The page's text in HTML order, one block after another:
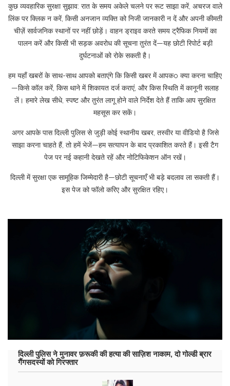
कुछ व्यवहारिक सुरक्षा सुझाव: रात के समय अकेले चलने पर रूट साझा करें, अचरज वाले
लिंक पर क्लिक न करें, किसी अनजान व्यक्ति को निजी जानकारी न दें और अपनी कीमती
चीज़ें सार्वजनिक स्थानों पर नहीं छोड़ें। वाहन ड्राइव करते समय ट्रैफिक नियमों का
पालन करें और किसी भी सड़क अवरोध की सूचना तुरंत दें—यह छोटी रिपोर्ट बड़ी
दुर्घटनाओं को रोके सकती है।
हम यहाँ खबरों के साथ-साथ आपको बताएंगे कि किसी खबर में आपकo क्या करना चाहिए
—किसे कॉल करें, किस थाने में शिकायत दर्ज कराएं, और किस स्थिति में कानूनी सलाह
लें। हमारे लेख सीधे, स्पष्ट और तुरंत लागू होने वाले निर्देश देते हैं ताकि आप सुरक्षित
महसूस कर सकें।
अगर आपके पास दिल्ली पुलिस से जुड़ी कोई स्थानीय खबर, तस्वीर या वीडियो है जिसे
साझा करना चाहते हैं, तो हमें भेजें—हम सत्यापन के बाद प्रकाशित करते हैं। इसी टैग
पेज पर नई कहानी देखते रहें और नोटिफिकेशन ऑन रखें।
दिल्ली में सुरक्षा एक सामूहिक जिम्मेदारी है—छोटी सूचनाएँ भी बड़े बदलाव ला सकती हैं।
इस पेज को फॉलो करिए और सुरक्षित रहिए।
दिल्ली पुलिस ने मुनावर फ़रूकी की हत्या की साज़िश नाकाम, दो गोल्डी ब्रार
गैंगसदस्यों को गिरफ्तार